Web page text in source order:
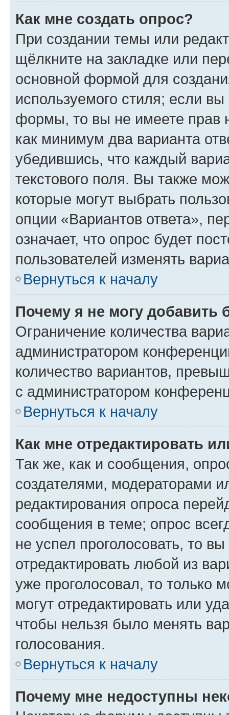
Как мне создать опрос?
При создании темы или
щёлкните на закладке или
основной формой для
используемого стиля; если
формы, то вы не имеете прав
как минимум два варианта
убедившись, что каждый
текстового поля. Вы также
которые могут выбрать
опции «Вариантов ответа»,
означает, что опрос будет
пользователей изменять
Вернуться к началу
Почему я не могу добавить
Ограничение количества
администратором
количество вариантов,
с администратором
Вернуться к началу
Как мне отредактировать
Так же, как и сообщения,
создателями, модераторами
редактирования опроса
сообщения в теме; опрос
не успел проголосовать, то
отредактировать любой из
уже проголосовал, то только
могут отредактировать или
чтобы нельзя было менять
голосования.
Вернуться к началу
Почему мне недоступны